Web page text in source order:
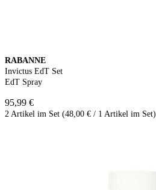
RABANNE
Invictus EdT Set
EdT Spray
95,99 €
2 Artikel im Set (48,00 € / 1 Artikel im Set)